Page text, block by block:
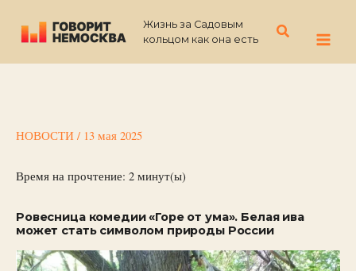
содержимому
Жизнь за Садовым
кольцом как она есть
Поиск
НОВОСТИ / 13 мая 2025
Время на прочтение: 2 минут(ы)
Ровесница комедии «Горе от ума». Белая ива
может стать символом природы России